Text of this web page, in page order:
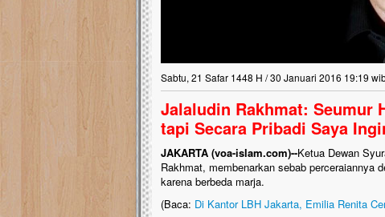
Sabtu, 21 Safar 1448 H / 30 Januari 2016 19:19
Jalaludin Rakhmat: Seumur
tapi Secara Pribadi Saya
JAKARTA (voa-islam.com)--Ketua Dewan
Rakhmat, membenarkan sebab perceraiannya
karena berbeda marja.
(Baca: Di Kantor LBH Jakarta, Emilia Renita